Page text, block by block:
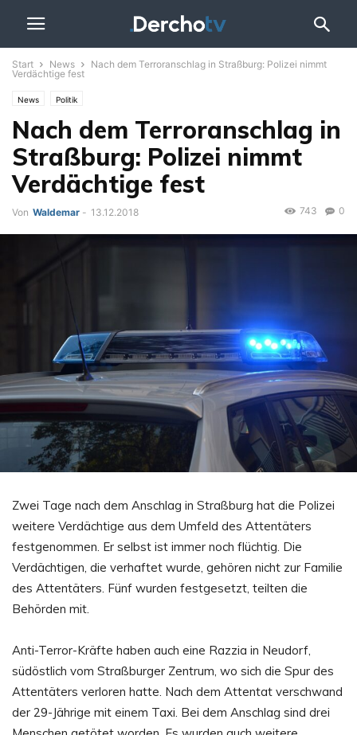
Start News
Nach dem Terroranschlag in Straßburg: Polizei nimmt
Verdächtige fest
News Politik
Nach dem Terroranschlag in
Straßburg: Polizei nimmt
Verdächtige fest
Von Waldemar - 13.12.2018 0
743
Zwei Tage nach dem Anschlag in Straßburg hat die Polizei
weitere Verdächtige aus dem Umfeld des Attentäters
festgenommen. Er selbst ist immer noch flüchtig. Die
Verdächtigen, die verhaftet wurde, gehören nicht zur Familie
des Attentäters. Fünf wurden festgesetzt, teilten die
Behörden mit.
Anti-Terror-Kräfte haben auch eine Razzia in Neudorf,
südöstlich vom Straßburger Zentrum, wo sich die Spur des
Attentäters verloren hatte. Nach dem Attentat verschwand
der 29-Jährige mit einem Taxi. Bei dem Anschlag sind drei